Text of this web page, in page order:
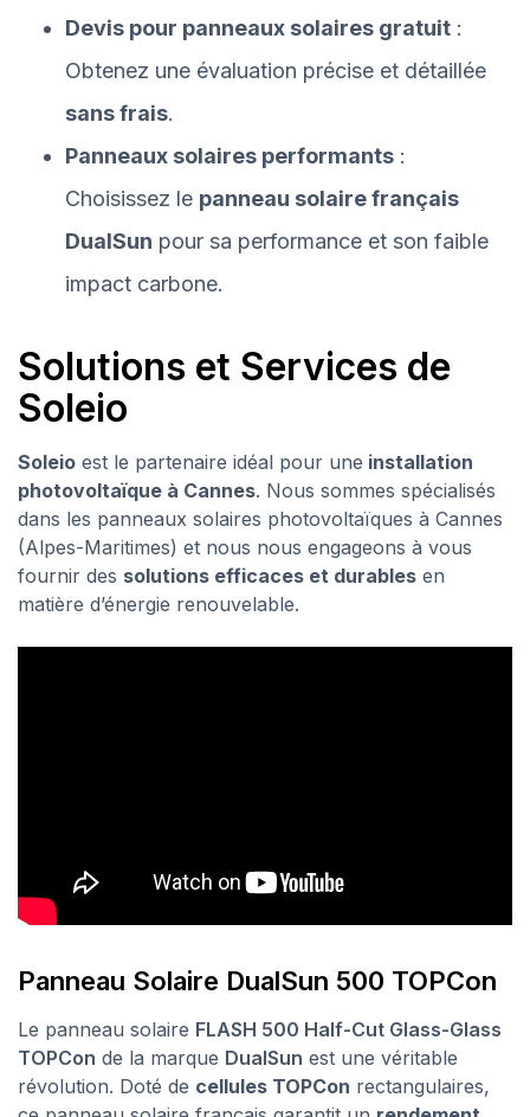
Devis pour panneaux solaires gratuit :
Obtenez une évaluation précise et détaillée
sans frais.
Panneaux solaires performants :
Choisissez le panneau solaire français
DualSun pour sa performance et son faible
impact carbone.
Solutions et Services de
Soleio
Soleio est le partenaire idéal pour une installation
photovoltaïque à Cannes. Nous sommes spécialisés
dans les panneaux solaires photovoltaïques à Cannes
(Alpes-Maritimes) et nous nous engageons à vous
fournir des solutions efficaces et durables en
matière d’énergie renouvelable.
Panneau Solaire DualSun 500 TOPCon
Le panneau solaire FLASH 500 Half-Cut Glass-Glass
TOPCon de la marque DualSun est une véritable
révolution. Doté de cellules TOPCon rectangulaires,